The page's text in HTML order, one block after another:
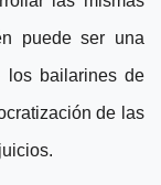
puede ser una
los bailarines de
de las